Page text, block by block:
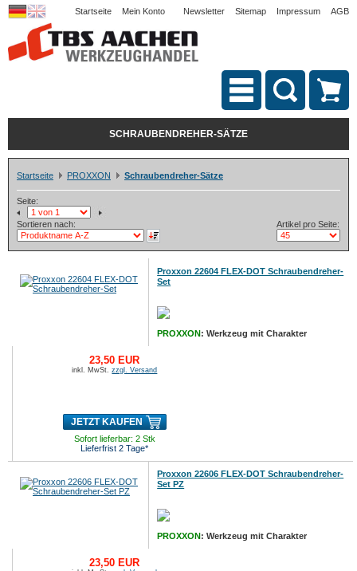
Startseite Mein Konto Newsletter Sitemap Impressum AGB
SCHRAUBENDREHER-SÄTZE
Startseite PROXXON Schraubendreher-Sätze
Seite:
Sortieren nach: Artikel pro Seite:
Proxxon 22604 FLEX-DOT Schraubendreher-
Set
PROXXON: Werkzeug mit Charakter
23,50 EUR
inkl. MwSt.zzgl. Versand
JETZT KAUFEN
Sofort lieferbar: 2 Stk
Lieferfrist 2 Tage*
Proxxon 22606 FLEX-DOT Schraubendreher-
Set PZ
PROXXON: Werkzeug mit Charakter
23,50 EUR